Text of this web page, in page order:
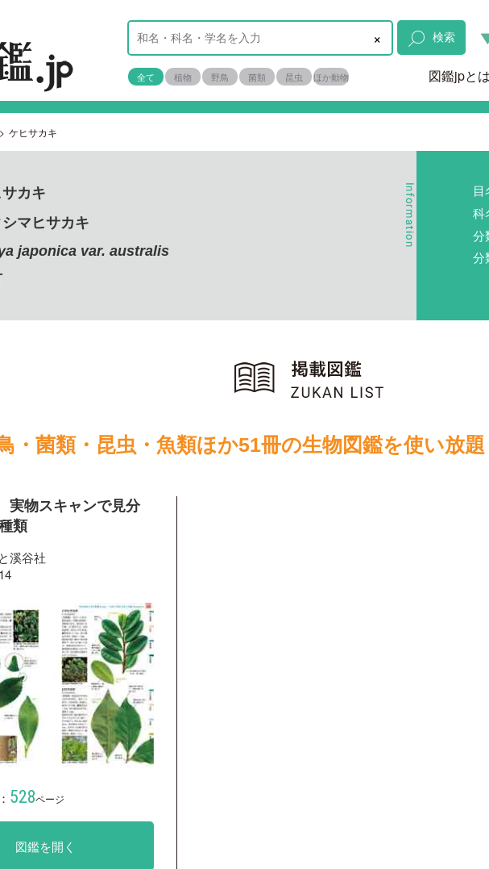
× 検索
全て 植物 野鳥 菌類 昆虫 ほか動物 図鑑jpと
> ケヒサカキ
カキ
マヒサカキ
japonica var. australis
科
分
分
・菌類・昆虫・魚類ほか51冊の生物図鑑を使い放題
物スキャンで見分
類
溪谷社
528ページ
図鑑を開く